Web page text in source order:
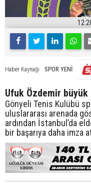
Haber Kaynağı SPOR YENİ
Ufuk Özdemir
Gönyeli Tenis Kulübü
uluslararası arenada
ardından İstanbul’da
bir başarıya daha imza